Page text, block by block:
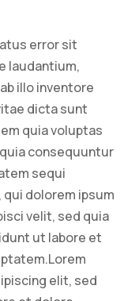
error sit
laudantium,
illo inventore
dicta sunt
quia voluptas
consequuntur
sequi
dolorem ipsum
velit, sed quia
ut labore et
elit, sed